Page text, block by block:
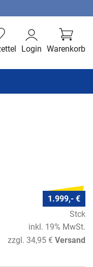
Warenkorb
Login
1.999,- €
Stck
inkl. 19% MwSt.
zzgl. 34,95 € Versand